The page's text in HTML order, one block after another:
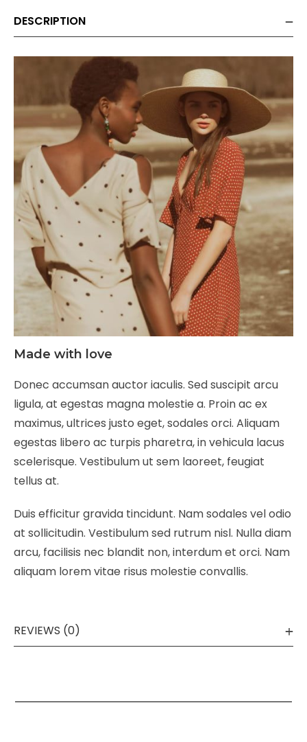
DESCRIPTION
Made with love
Donec accumsan auctor iaculis. Sed suscipit arcu
ligula, at egestas magna molestie a. Proin ac ex
maximus, ultrices justo eget, sodales orci. Aliquam
egestas libero ac turpis pharetra, in vehicula lacus
scelerisque. Vestibulum ut sem laoreet, feugiat
tellus at.
Duis efficitur gravida tincidunt. Nam sodales vel odio
at sollicitudin. Vestibulum sed rutrum nisl. Nulla diam
arcu, facilisis nec blandit non, interdum et orci. Nam
aliquam lorem vitae risus molestie convallis.
REVIEWS (0)